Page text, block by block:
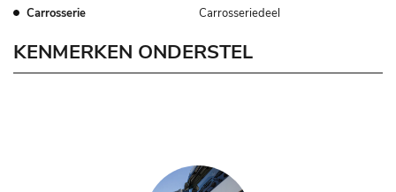
Carrosserie
Carrosseriedeel
KENMERKEN ONDERSTEL